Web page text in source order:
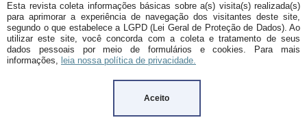
Esta revista coleta informações básicas sobre a(s) visita(s) realizada(s)
para aprimorar a experiência de navegação dos visitantes deste site,
segundo o que estabelece a LGPD (Lei Geral de Proteção de Dados). Ao
utilizar este site, você concorda com a coleta e tratamento de seus
dados pessoais por meio de formulários e cookies. Para mais
informações, leia nossa política de privacidade.
Aceito